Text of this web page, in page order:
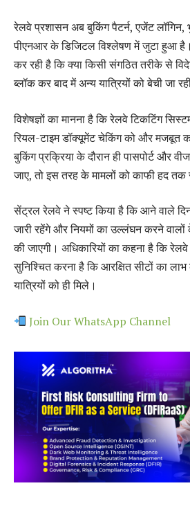
रेलवे प्रशासन अब बुकिंग पैटर्न, एजेंट लॉगिन,
पीएनआर के डिजिटल विश्लेषण में जुटा हुआ
कर रही है कि क्या किसी संगठित तरीके से
ब्लॉक कर बाद में अन्य यात्रियों को बेची जा
विशेषज्ञों का मानना है कि रेलवे टिकटिंग
रियल-टाइम डॉक्यूमेंट चेकिंग को और मजबूत
बुकिंग प्रक्रिया के दौरान ही पासपोर्ट और
जाए, तो इस तरह के मामलों को काफी हद तक
सेंट्रल रेलवे ने स्पष्ट किया है कि आने वाले
जारी रहेंगे और नियमों का उल्लंघन करने
की जाएगी। अधिकारियों का कहना है कि
सुनिश्चित करना है कि आरक्षित सीटों का
यात्रियों को ही मिले।
Join Our WhatsApp Channel